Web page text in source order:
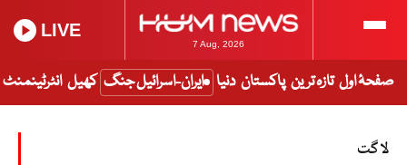
7 Aug, 2026
LIVE
صفحۂ اول تازہ ترین پاکستان دنیا ایران-اسرائیل جنگ کھیل انٹرٹینمنٹ
لاگت